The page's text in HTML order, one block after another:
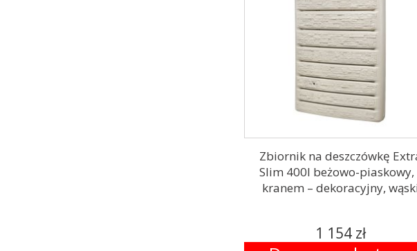
Zbiornik na deszczówkę
Slim 400l beżowo-piaskowy,
kranem – dekoracyjny,
1 154 zł